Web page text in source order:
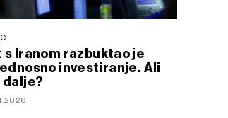
s Iranom razbuktao je
investiranje. Ali
dalje?